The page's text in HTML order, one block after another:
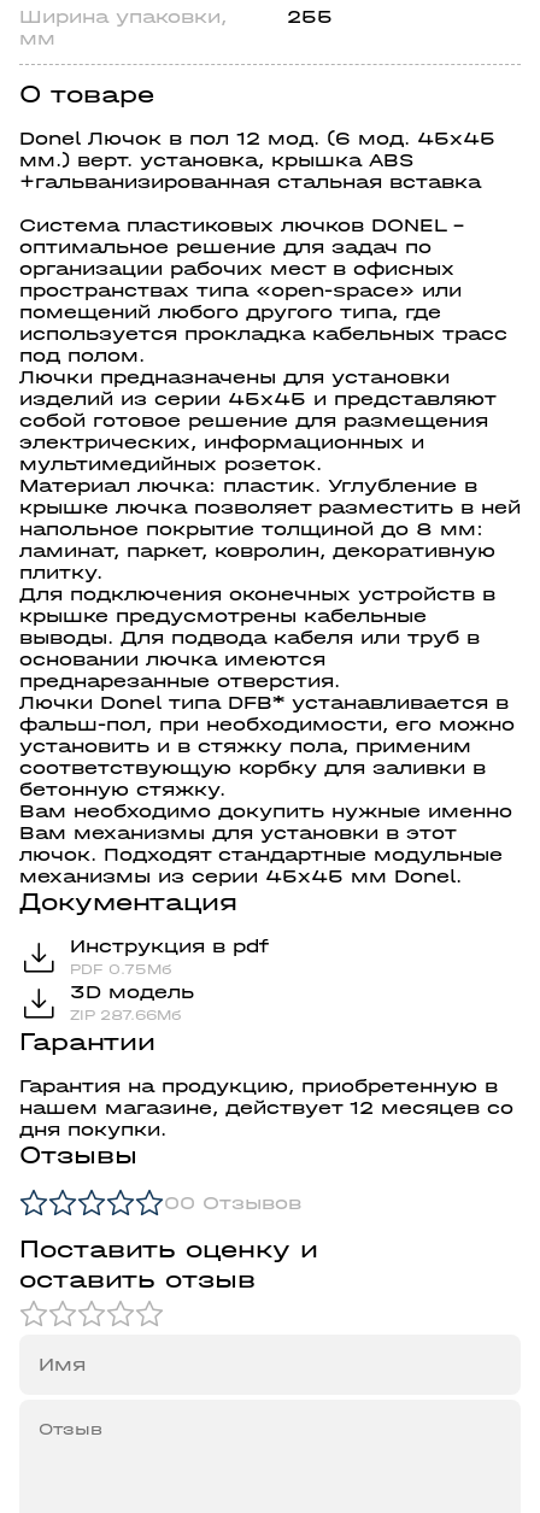
Ширина упаковки,
мм
255
О товаре
Donel Лючок в пол 12 мод. (6 мод. 45х45
мм.) верт. установка, крышка ABS
+гальванизированная стальная вставка
Система пластиковых лючков DONEL –
оптимальное решение для задач по
организации рабочих мест в офисных
пространствах типа «open-space» или
помещений любого другого типа, где
используется прокладка кабельных трасс
под полом.
Лючки предназначены для установки
изделий из серии 45х45 и представляют
собой готовое решение для размещения
электрических, информационных и
мультимедийных розеток.
Материал лючка: пластик. Углубление в
крышке лючка позволяет разместить в ней
напольное покрытие толщиной до 8 мм:
ламинат, паркет, ковролин, декоративную
плитку.
Для подключения оконечных устройств в
крышке предусмотрены кабельные
выводы. Для подвода кабеля или труб в
основании лючка имеются
преднарезанные отверстия.
Лючки Donel типа DFB* устанавливается в
фальш-пол, при необходимости, его можно
установить и в стяжку пола, применим
соответствующую корбку для заливки в
бетонную стяжку.
Вам необходимо докупить нужные именно
Вам механизмы для установки в этот
лючок. Подходят стандартные модульные
механизмы из серии 45х45 мм Donel.
Документация
Инструкция в pdf
PDF 0.75Мб
3D модель
ZIP 287.66Мб
Гарантии
Гарантия на продукцию, приобретенную в
нашем магазине, действует 12 месяцев со
дня покупки.
Отзывы
00 Отзывов
Поставить оценку и
оставить отзыв